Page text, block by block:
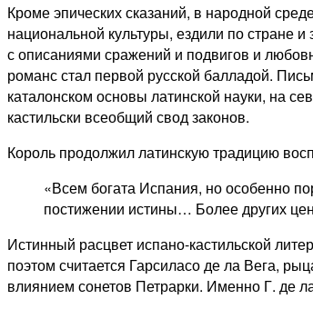
Кроме эпических сказаний, в народной
национальной культуры, ездили по стране
с описаниями сражений и подвигов и
романс стал первой русской балладой.
каталонском основы латинской науки, на
кастильски всеобщий свод законов.
Король продолжил латинскую традицию
«Всем богата Испания, но особенно
постижении истины… Более других
Истинный расцвет испано-кастильской
поэтом считается Гарсиласо де ла Вега,
влиянием сонетов Петрарки. Именно Г. де